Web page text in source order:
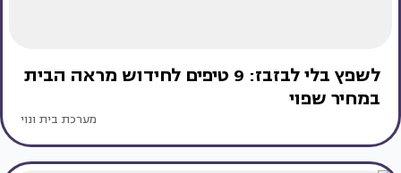
לשפץ בלי לבזבז: 9 טיפים לחידוש מראה הבית
במחיר שפוי
מערכת בית ונוי